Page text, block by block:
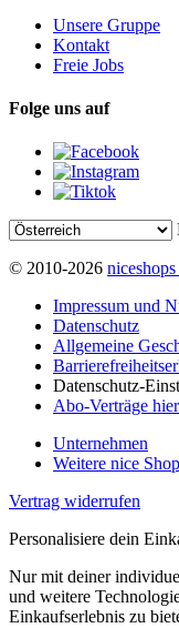
Unsere Gruppe
Kontakt
Freie Jobs
Folge uns auf
© 2010-2026
Impressum und
Datenschutz
Allgemeine
Datenschutz-
Abo-Verträge
Unternehmen
Weitere nice
Vertrag widerrufen
Personalisiere dein
Nur mit deiner
und weitere
Einkaufserlebnis zu